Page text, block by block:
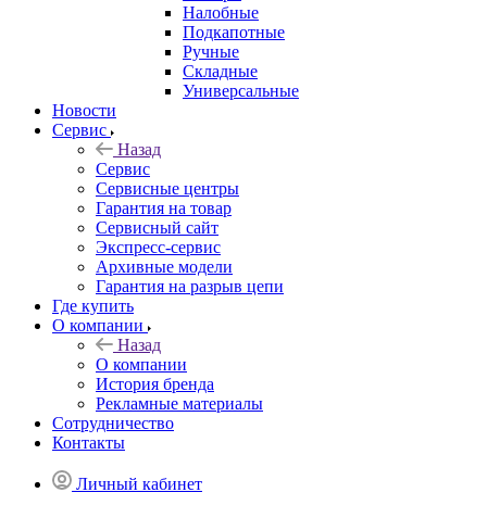
Налобные
Подкапотные
Ручные
Складные
Универсальные
Новости
Сервис
Назад
Сервис
Сервисные центры
Гарантия на товар
Сервисный сайт
Экспресс-сервис
Архивные модели
Гарантия на разрыв цепи
Где купить
О компании
Назад
О компании
История бренда
Рекламные материалы
Сотрудничество
Контакты
Личный кабинет